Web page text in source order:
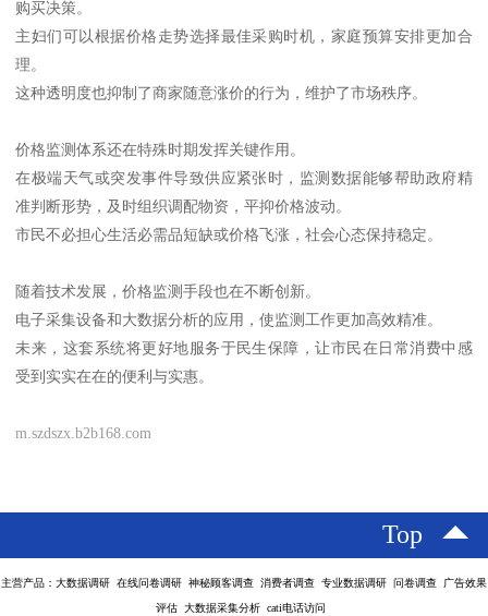
购买决策。
主妇们可以根据价格走势选择最佳采购时机，家庭预算安排更加合
理。
这种透明度也抑制了商家随意涨价的行为，维护了市场秩序。
价格监测体系还在特殊时期发挥关键作用。
在极端天气或突发事件导致供应紧张时，监测数据能够帮助政府精
准判断形势，及时组织调配物资，平抑价格波动。
市民不必担心生活必需品短缺或价格飞涨，社会心态保持稳定。
随着技术发展，价格监测手段也在不断创新。
电子采集设备和大数据分析的应用，使监测工作更加高效精准。
未来，这套系统将更好地服务于民生保障，让市民在日常消费中感
受到实实在在的便利与实惠。
m.szdszx.b2b168.com
Top
主营产品：大数据调研 在线问卷调研 神秘顾客调查 消费者调查 专业数据调研 问卷调查 广告效果
评估 大数据采集分析 cati电话访问